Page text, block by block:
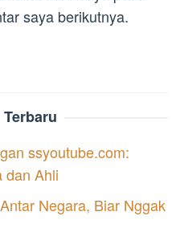
saya berikutnya.
ssyoutube.com:
dan Ahli
Negara, Biar Nggak